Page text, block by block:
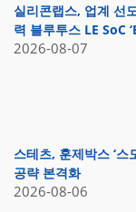
실리콘랩스, 업계 선
력 블루투스 LE SoC
2026-08-07
스테츠, 훈제박스 ‘
공략 본격화
2026-08-06